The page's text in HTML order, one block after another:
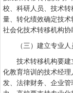
校、科研人员、技术
量、转化绩效确定技
社会化技术转移机构协
（三）建立专业人
技术转移机构要建
化教育培训的技术经
发、法律财务、企业